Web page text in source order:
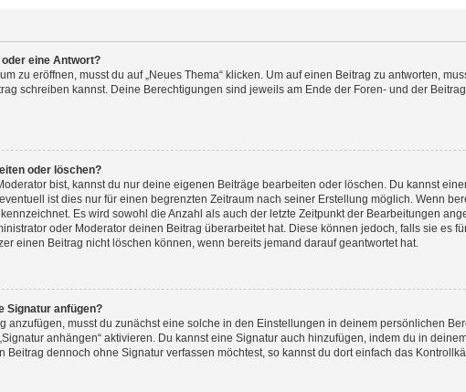
eine Antwort?
zu eröffnen, musst du auf „Neues Thema“ klicken. Um auf einen Beitrag zu antworten,
schreiben kannst. Deine Berechtigungen sind jeweils am Ende der Foren- und der
oder löschen?
bist, kannst du nur deine eigenen Beiträge bearbeiten oder löschen. Du kannst
ist dies nur für einen begrenzten Zeitraum nach seiner Erstellung möglich. Wenn
Es wird sowohl die Anzahl als auch der letzte Zeitpunkt der Bearbeitungen
oder Moderator deinen Beitrag überarbeitet hat. Diese können jedoch, falls sie es
einen Beitrag nicht löschen können, wenn bereits jemand darauf geantwortet hat.
Signatur anfügen?
anzufügen, musst du zunächst eine solche in den Einstellungen in deinem persönlichen
anhängen“ aktivieren. Du kannst eine Signatur auch hinzufügen, indem du in
Beitrag dennoch ohne Signatur verfassen möchtest, so kannst du dort einfach das